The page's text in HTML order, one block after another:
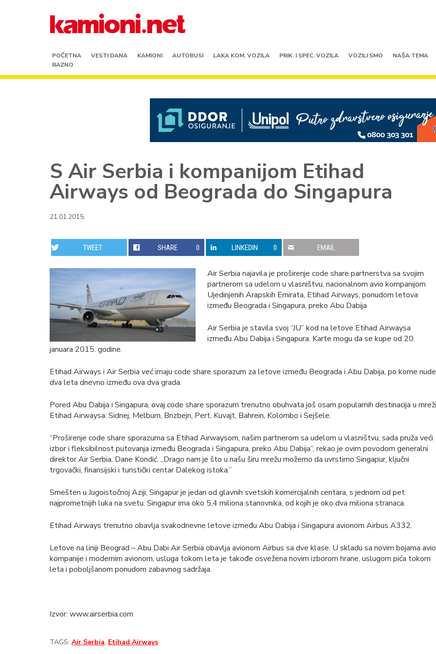
POČETNA VESTI DANA KAMIONI AUTOBUSI LAKA KOM. VOZILA PRIK. I SPEC. VOZILA VOZILI SMO
NAŠA TEMA
RAZNO
S Air Serbia i kompanijom Etihad
Airways od Beograda do Singapura
21.01.2015.
TWEET SHARE 0 LINKEDIN 0 EMAIL
Air Serbia najavila je proširenje code share partnerstva sa svojim
partnerom sa udelom u vlasništvu, nacionalnom avio kompanijom
Ujedinjenih Arapskih Emirata, Etihad Airways, ponudom letova
između Beograda i Singapura, preko Abu Dabija
Air Serbia je stavila svoj “JU” kod na letove Etihad Airwaysa
između Abu Dabija i Singapura. Karte mogu da se kupe od 20.
januara 2015. godine.
Etihad Airways i Air Serbia već imaju code share sporazum za letove između Beograda i Abu Dabija, po kome nude
dva leta dnevno između ova dva grada.
Pored Abu Dabija i Singapura, ovaj code share sporazum trenutno obuhvata još osam popularnih destinacija u mreži
Etihad Airwaysa: Sidnej, Melburn, Brizbejn, Pert, Kuvajt, Bahrein, Kolombo i Sejšele.
“Proširenje code share sporazuma sa Etihad Airwaysom, našim partnerom sa udelom u vlasništvu, sada pruža veći
izbor i fleksibilnost putovanja između Beograda i Singapura, preko Abu Dabija“, rekao je ovim povodom generalni
direktor Air Serbia, Dane Kondić. „Drago nam je što u našu širu mrežu možemo da uvrstimo Singapur, ključni
trgovački, finansijski i turistički centar Dalekog istoka.”
Smešten u Jugoistočnoj Aziji, Singapur je jedan od glavnih svetskih komercijalnih centara, s jednom od pet
najprometnijih luka na svetu. Singapur ima oko 5,4 miliona stanovnika, od kojih je oko dva miliona stranaca.
Etihad Airways trenutno obavlja svakodnevne letove između Abu Dabija i Singapura avionom Airbus A332.
Letove na liniji Beograd – Abu Dabi Air Serbia obavlja avionom Airbus sa dve klase. U skladu sa novim bojama avio
kompanije i modernim avionom, usluga tokom leta je takođe osvežena novim izborom hrane, uslugom pića tokom
leta i poboljšanom ponudom zabavnog sadržaja.
Izvor: www.airserbia.com
TAGS: Air Serbia, Etihad Airways